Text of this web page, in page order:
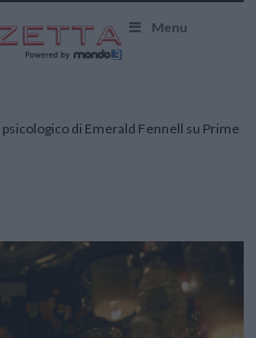
Menu
psicologico di Emerald Fennell su Prime